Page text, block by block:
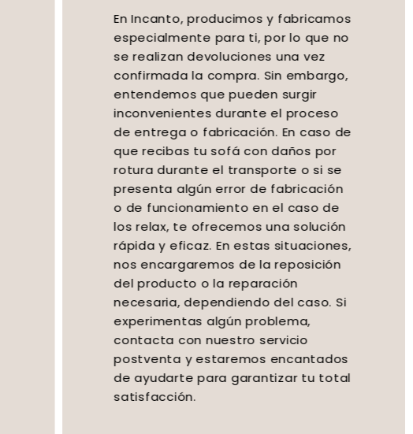
En Incanto, producimos y fabricamos
especialmente para ti, por lo que no
se realizan devoluciones una vez
confirmada la compra. Sin embargo,
entendemos que pueden surgir
inconvenientes durante el proceso
de entrega o fabricación. En caso de
que recibas tu sofá con daños por
rotura durante el transporte o si se
presenta algún error de fabricación
o de funcionamiento en el caso de
los relax, te ofrecemos una solución
rápida y eficaz. En estas situaciones,
nos encargaremos de la reposición
del producto o la reparación
necesaria, dependiendo del caso. Si
experimentas algún problema,
contacta con nuestro servicio
postventa y estaremos encantados
de ayudarte para garantizar tu total
satisfacción.